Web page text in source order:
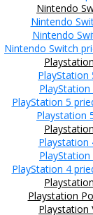
Nintendo
Nintendo
Nintendo
Nintendo Switch
PlayStation
PlayStation 5
Playstation
Playstation
PlayStation 4
Playstation
Playstation